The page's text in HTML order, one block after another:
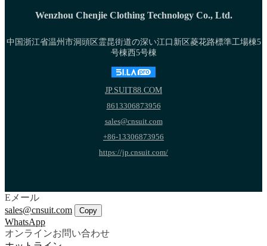
Wenzhou Chenjie Clothing Technology Co., Ltd.
中国浙江省温州市洞頭区霊昆街道の深い江口新区菱花路標準工場棟5
号棟西5号棟
JP.SUIT88.COM
8613306873956
sales@cnsuit.com
+86-13306873956
https://jp.cnsuit.com/
Eメール
sales@cnsuit.com
Copy
WhatsApp
オンラインお問い合わせ